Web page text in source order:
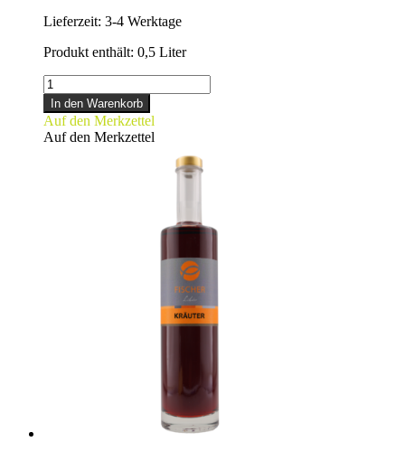
Lieferzeit: 3-4 Werktage
Produkt enthält: 0,5 Liter
JOHANNISBEERLIKÖR
Menge
In den Warenkorb
Auf den Merkzettel
Auf den Merkzettel